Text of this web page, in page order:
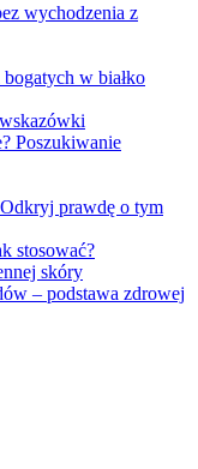
wychodzenia z
w białko
Poszukiwanie
prawdę o tym
stosować?
skóry
– podstawa zdrowej